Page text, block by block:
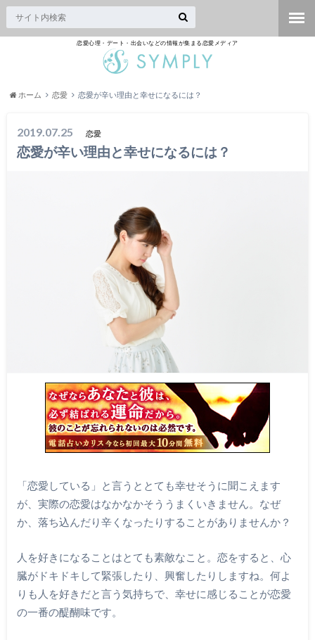
恋愛心理・デート・出会いなどの情報が集まる恋愛メディア
ホーム 恋愛 恋愛が辛い理由と幸せになるには？
2019.07.25 恋愛
恋愛が辛い理由と幸せになるには？
「恋愛している」と言うととても幸せそうに聞こえます
が、実際の恋愛はなかなかそううまくいきません。なぜ
か、落ち込んだり辛くなったりすることがありませんか？
人を好きになることはとても素敵なこと。恋をすると、心
臓がドキドキして緊張したり、興奮したりしますね。何よ
りも人を好きだと言う気持ちで、幸せに感じることが恋愛
の一番の醍醐味です。